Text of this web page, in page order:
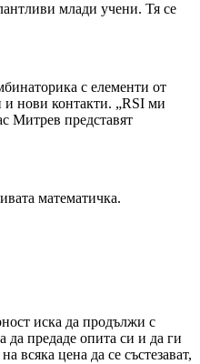
млади учени. Тя се
с елементи от
и нови контакти. „RSI ми
Митрев представят
математичка.
иска да продължи с
предаде опита си и да ги
всяка цена да се състезават,